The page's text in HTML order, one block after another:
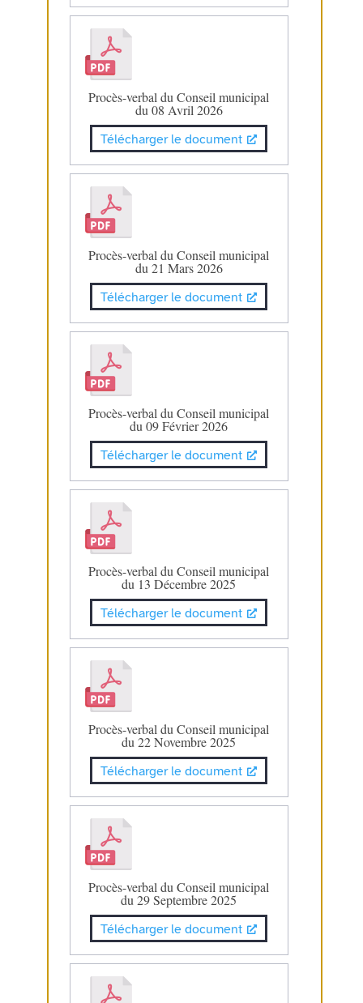
Procès-verbal du Conseil municipal
du 08 Avril 2026
Télécharger le document
Procès-verbal du Conseil municipal
du 21 Mars 2026
Télécharger le document
Procès-verbal du Conseil municipal
du 09 Février 2026
Télécharger le document
Procès-verbal du Conseil municipal
du 13 Décembre 2025
Télécharger le document
Procès-verbal du Conseil municipal
du 22 Novembre 2025
Télécharger le document
Procès-verbal du Conseil municipal
du 29 Septembre 2025
Télécharger le document